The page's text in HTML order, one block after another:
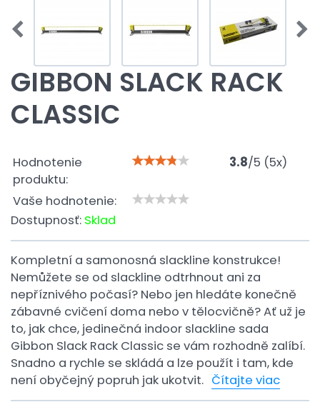
GIBBON SLACK RACK
CLASSIC
Hodnotenie
produktu:
3.8/5 (5x)
Vaše hodnotenie:
Dostupnosť: Sklad
Kompletní a samonosná slackline konstrukce!
Nemůžete se od slackline odtrhnout ani za
nepříznivého počasí? Nebo jen hledáte konečně
zábavné cvičení doma nebo v tělocvičně? Ať už je
to, jak chce, jedinečná indoor slackline sada
Gibbon Slack Rack Classic se vám rozhodně zalíbí.
Snadno a rychle se skládá a lze použít i tam, kde
není obyčejný popruh jak ukotvit. Čítajte viac